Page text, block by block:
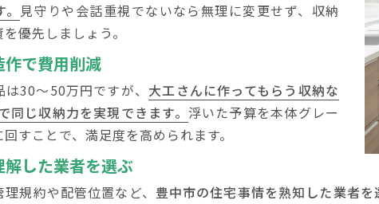
見守りや会話重視でないなら無理に変更せず、収納
優先しましょう。
で費用削減
30〜50万円ですが、 大工さんに作ってもらう収納な
同じ収納力を実現できます。 浮いた予算を本体グレー
すことで、満足度を高められます。
した業者を選ぶ
規約や配管位置など、 豊中市の住宅事情を熟知した業者を